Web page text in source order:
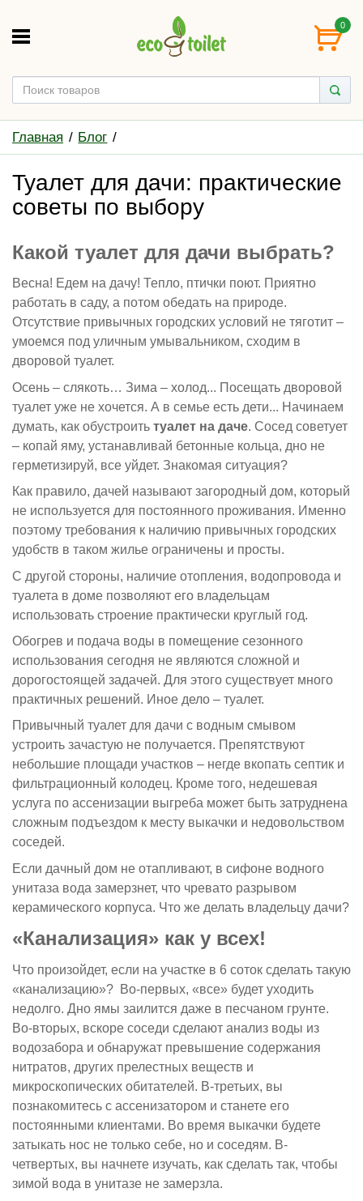
0
Главная Блог
Туалет для дачи: практические
советы по выбору
Какой туалет для дачи выбрать?
Весна! Едем на дачу! Тепло, птички поют. Приятно
работать в саду, а потом обедать на природе.
Отсутствие привычных городских условий не тяготит –
умоемся под уличным умывальником, сходим в
дворовой туалет.
Осень – слякоть… Зима – холод... Посещать дворовой
туалет уже не хочется. А в семье есть дети... Начинаем
думать, как обустроить туалет на даче. Сосед советует
– копай яму, устанавливай бетонные кольца, дно не
герметизируй, все уйдет. Знакомая ситуация?
Как правило, дачей называют загородный дом, который
не используется для постоянного проживания. Именно
поэтому требования к наличию привычных городских
удобств в таком жилье ограничены и просты.
С другой стороны, наличие отопления, водопровода и
туалета в доме позволяют его владельцам
использовать строение практически круглый год.
Обогрев и подача воды в помещение сезонного
использования сегодня не являются сложной и
дорогостоящей задачей. Для этого существует много
практичных решений. Иное дело – туалет.
Привычный туалет для дачи с водным смывом
устроить зачастую не получается. Препятствуют
небольшие площади участков – негде вкопать септик и
фильтрационный колодец. Кроме того, недешевая
услуга по ассенизации выгреба может быть затруднена
сложным подъездом к месту выкачки и недовольством
соседей.
Если дачный дом не отапливают, в сифоне водного
унитаза вода замерзнет, что чревато разрывом
керамического корпуса. Что же делать владельцу дачи?
«Канализация» как у всех!
Что произойдет, если на участке в 6 соток сделать такую
«канализацию»? Во-первых, «все» будет уходить
недолго. Дно ямы заилится даже в песчаном грунте.
Во-вторых, вскоре соседи сделают анализ воды из
водозабора и обнаружат превышение содержания
нитратов, других прелестных веществ и
микроскопических обитателей. В-третьих, вы
познакомитесь с ассенизатором и станете его
постоянными клиентами. Во время выкачки будете
затыкать нос не только себе, но и соседям. В-
четвертых, вы начнете изучать, как сделать так, чтобы
зимой вода в унитазе не замерзла.